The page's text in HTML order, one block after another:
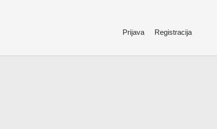
Prijava Registracija